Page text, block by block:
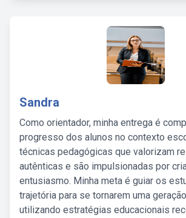
Sandra
Como orientador, minha entrega é
progresso dos alunos no contexto
técnicas pedagógicas que valorizam
autênticas e são impulsionadas por
entusiasmo. Minha meta é guiar os
trajetória para se tornarem uma
utilizando estratégias educacionais